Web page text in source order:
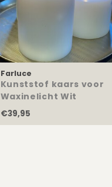
Farluce
Kunststof kaars voor
Waxinelicht Wit
10x12cm
€39,95